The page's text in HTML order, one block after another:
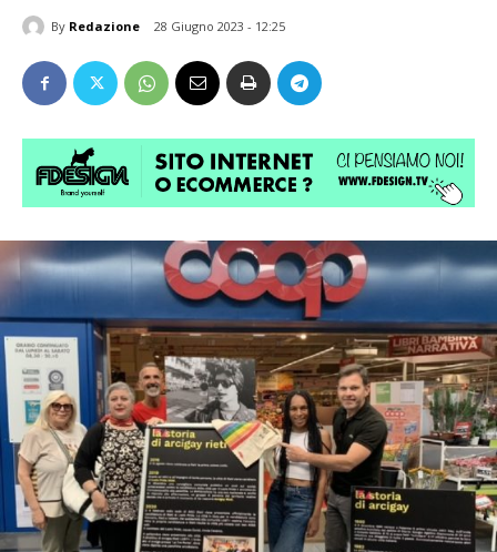
By Redazione 28 Giugno 2023 - 12:25